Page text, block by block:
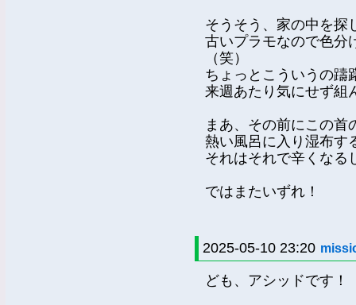
そうそう、家の中を探
古いプラモなので色分
（笑）
ちょっとこういうの躊
来週あたり気にせず組
まあ、その前にこの首
熱い風呂に入り湿布す
それはそれで辛くなる
ではまたいずれ！
2025-05-10 23:20
ども、アシッドです！